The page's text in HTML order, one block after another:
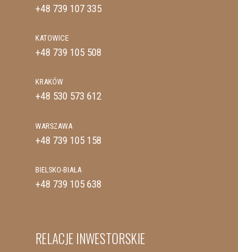
+48 739 107 335
KATOWICE
+48 739 105 508
KRAKÓW
+48 530 573 612
WARSZAWA
+48 739 105 158
BIELSKO-BIAŁA
+48 739 105 638
RELACJE INWESTORSKIE